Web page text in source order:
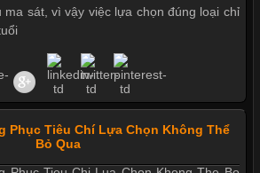
ma sát, vì vậy việc lựa chọn đúng loại chỉ
Phục Tiêu Chí Lựa Chọn Không Thể
Bỏ Qua
lót nam bơi lội nam và nữ 2017